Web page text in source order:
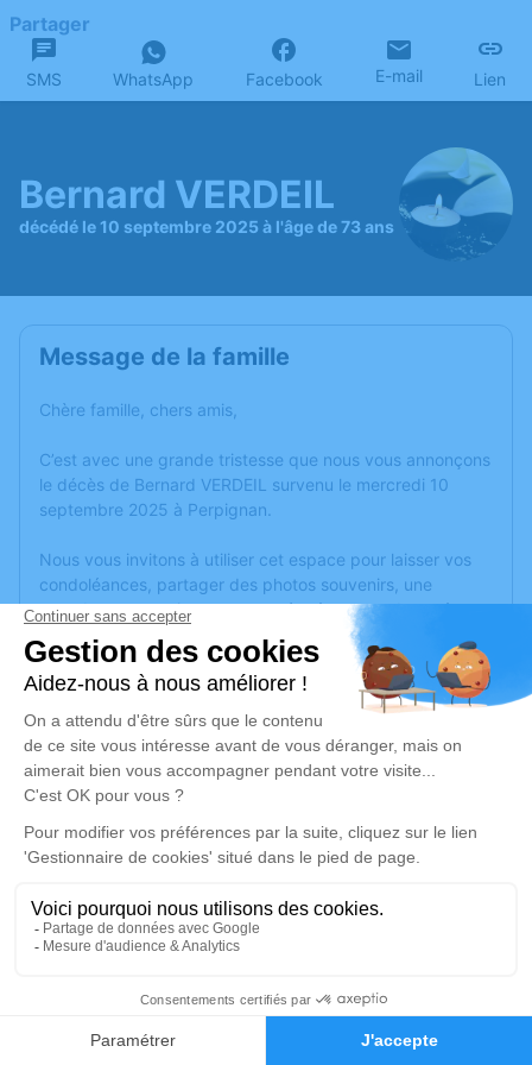
Faire-part Hommages
Partager
SMS WhatsApp Facebook E-mail Lien
Bernard VERDEIL
décédé le 10 septembre 2025 à l'âge de 73 ans
Message de la famille
Chère famille, chers amis,
C’est avec une grande tristesse que nous vous annonçons
le décès de Bernard VERDEIL survenu le mercredi 10
septembre 2025 à Perpignan.
Nous vous invitons à utiliser cet espace pour laisser vos
condoléances, partager des photos souvenirs, une
anecdote ou exprimer vos pensées à travers des poèmes
ou des textes. Cet endroit est un lieu d'expression dédié à
honorer la mémoire de Bernard VERDEIL.
Je rends hommage
Cérémonie religieuse
samedi 13 septembre 2025 à 10h00
Église de Montbrun-des-Corbières
Déroulé des obsèques